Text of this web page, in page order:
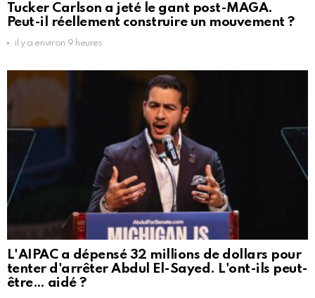
Tucker Carlson a jeté le gant post-MAGA.
Peut-il réellement construire un mouvement ?
il y a environ 9 heures
L'AIPAC a dépensé 32 millions de dollars pour
tenter d'arrêter Abdul El-Sayed. L'ont-ils peut-
être… aidé ?